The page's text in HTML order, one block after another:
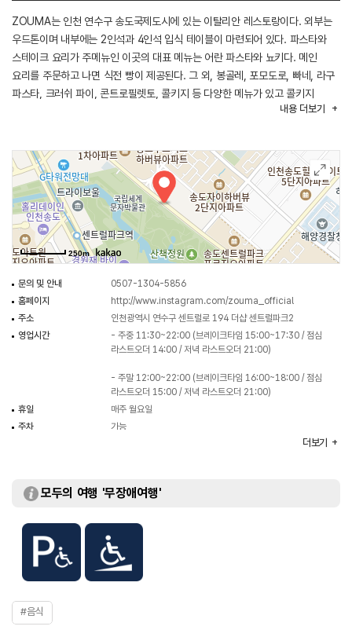
ZOUMA는 인천 연수구 송도국제도시에 있는 이탈리안 레스토랑이다. 외부는
우드톤이며 내부에는 2인석과 4인석 입식 테이블이 마련되어 있다. 파스타와
스테이크 요리가 주메뉴인 이곳의 대표 메뉴는 어란 파스타와 뇨키다. 메인
요리를 주문하고 나면 식전 빵이 제공된다. 그 외, 봉골레, 포모도로, 빠네, 라구
파스타, 크러쉬 파이, 콘트로필렛토, 콜키지 등 다양한 메뉴가 있고 콜키지
서비스는 최대로 3병까지 가능하다. 인근에는 대형 쇼핑센터, 송도센트럴파크
※ 반려동물 동반 불가
내용 더보기
250m
문의 및 안내
0507-1304-5856
홈페이지
http://www.instagram.com/zouma_official
주소
인천광역시 연수구 센트럴로 194 더샵 센트럴파크2
영업시간
- 주중 11:30~22:00 (브레이크타임 15:00~17:30 / 점심
라스트오더 14:00 / 저녁 라스트오더 21:00)
- 주말 12:00~22:00 (브레이크타임 16:00~18:00 / 점심
라스트오더 15:00 / 저녁 라스트오더 21:00)
휴일
매주 월요일
주차
가능
더보기
모두의 여행 '무장애여행'
#음식